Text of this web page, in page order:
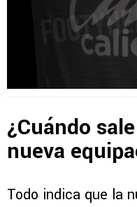
¿Cuándo
nueva
Todo indica que la